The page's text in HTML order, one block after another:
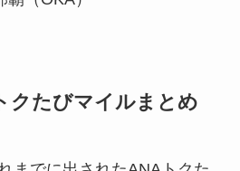
クたびマイルまとめ